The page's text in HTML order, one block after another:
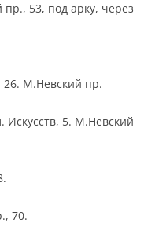
53, под арку, через
М.Невский пр.
5. М.Невский
70.